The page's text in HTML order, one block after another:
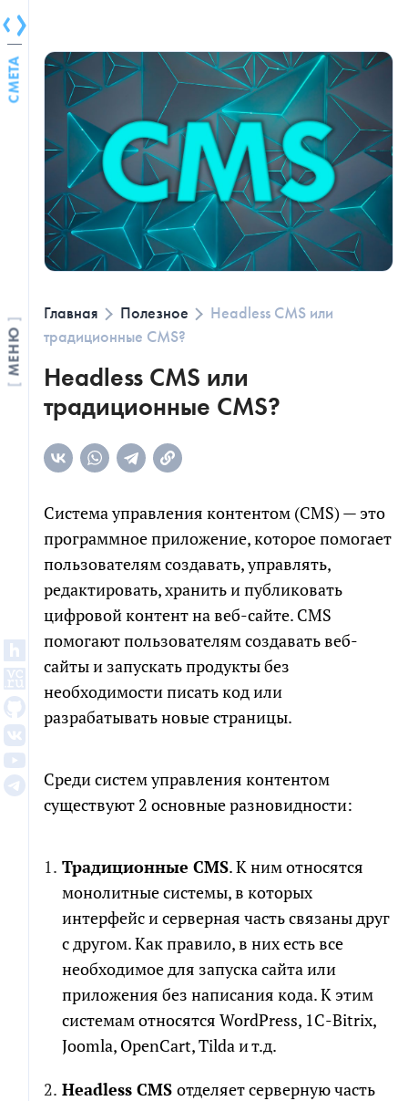
Главная Полезное
Headless CMS или
традиционные CMS?
Headless CMS или
традиционные CMS?
Система управления контентом (CMS) — это
программное приложение, которое помогает
пользователям создавать, управлять,
редактировать, хранить и публиковать
цифровой контент на веб-сайте. CMS
помогают пользователям создавать веб-
сайты и запускать продукты без
необходимости писать код или
разрабатывать новые страницы.
Среди систем управления контентом
существуют 2 основные разновидности:
Традиционные CMS. К ним относятся
монолитные системы, в которых
интерфейс и серверная часть связаны друг
с другом. Как правило, в них есть все
необходимое для запуска сайта или
приложения без написания кода. К этим
системам относятся WordPress, 1C-Bitrix,
Joomla, OpenCart, Tilda и т.д.
Headless CMS отделяет серверную часть
СМЕТА
МЕНЮ